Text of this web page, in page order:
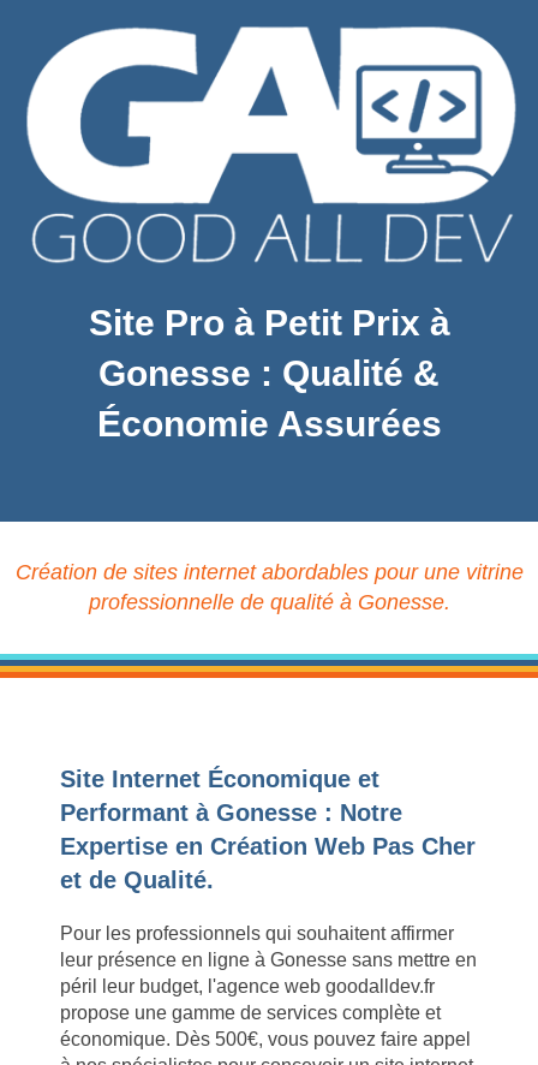
Site Pro à Petit Prix à
Gonesse : Qualité &
Économie Assurées
Création de sites internet abordables pour une vitrine
professionnelle de qualité à Gonesse.
Site Internet Économique et
Performant à Gonesse : Notre
Expertise en Création Web Pas Cher
et de Qualité.
Pour les professionnels qui souhaitent affirmer
leur présence en ligne à Gonesse sans mettre en
péril leur budget, l'agence web goodalldev.fr
propose une gamme de services complète et
économique. Dès 500€, vous pouvez faire appel